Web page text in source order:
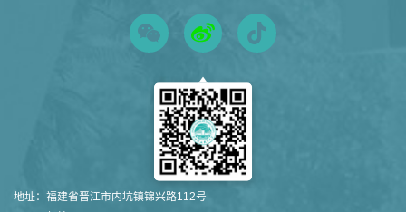
地址： 福建省晋江市内坑镇锦兴路112号